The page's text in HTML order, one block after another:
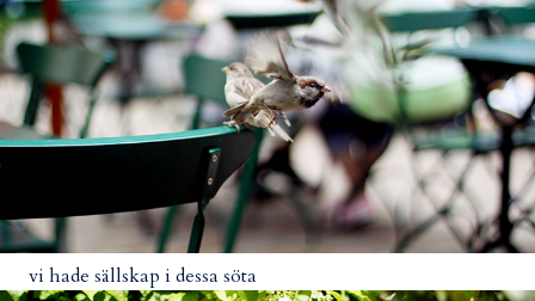
vi hade sällskap i dessa söta